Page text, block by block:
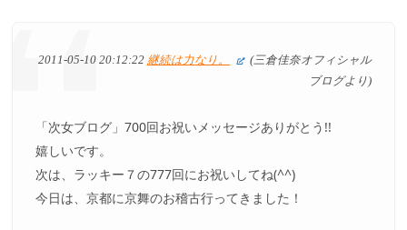
2011-05-10 20:12:22 継続は力なり。
(三倉佳奈オフィシャル
ブログより)
「次女ブログ」700回お祝いメッセージありがとう!!
嬉しいです。
次は、ラッキー７の777回にお祝いしてね(^^)
今日は、京都に京舞のお稽古行ってきました！